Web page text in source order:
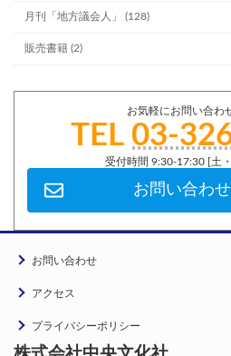
月刊「地方議会人」 (128)
販売書籍 (2)
お気軽にお問い合わ
TEL 03-
受付時間 9:30-17:30 [土
お問い合わ
お問い合わせ
アクセス
プライバシーポリシー